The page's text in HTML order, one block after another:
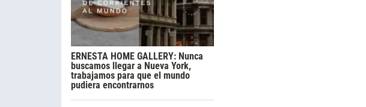
ERNESTA HOME GALLERY: Nunca
buscamos llegar a Nueva York,
trabajamos para que el mundo
pudiera encontrarnos